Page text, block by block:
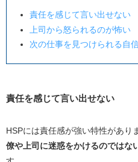
責任を感じて言い出せない
上司から怒られるのが怖い
次の仕事を見つけられる自
責任を感じて言い出せない
HSPには責任感が強い特性があり
僚や上司に迷惑をかけるのではな